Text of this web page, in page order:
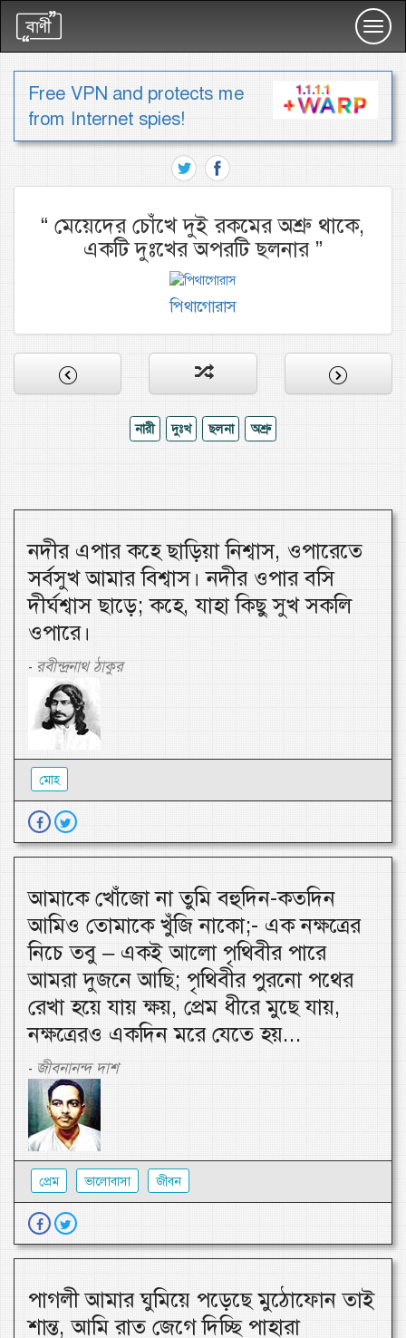
Free VPN and protects me
from Internet spies!
“ মেয়েদের চোঁখে দুই রকমের অশ্রু থাকে,
একটি দুঃখের অপরটি ছলনার”
পিথাগোরাস
নারী দুঃখ ছলনা অশ্রু
নদীর এপার কহে ছাড়িয়া নিশ্বাস, ওপারেতে
সর্বসুখ আমার বিশ্বাস। নদীর ওপার বসি
দীর্ঘশ্বাস ছাড়ে; কহে, যাহা কিছু সুখ সকলি
ওপারে।
- রবীন্দ্রনাথ ঠাকুর
মোহ
আমাকে খোঁজো না তুমি বহুদিন-কতদিন
আমিও তোমাকে খুঁজি নাকো;- এক নক্ষত্রের
নিচে তবু – একই আলো পৃথিবীর পারে
আমরা দুজনে আছি; পৃথিবীর পুরনো পথের
রেখা হয়ে যায় ক্ষয়, প্রেম ধীরে মুছে যায়,
নক্ষত্রেরও একদিন মরে যেতে হয়...
- জীবনানন্দ দাশ
প্রেম ভালোবাসা জীবন
পাগলী আমার ঘুমিয়ে পড়েছে মুঠোফোন তাই
শান্ত, আমি রাত জেগে দিচ্ছি পাহারা